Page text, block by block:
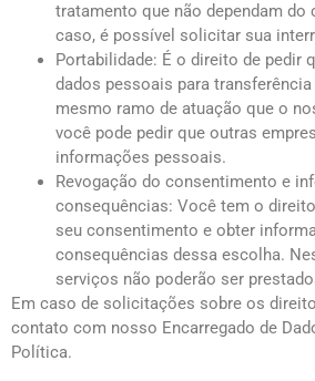
tratamento que não dependam
caso, é possível solicitar sua
Portabilidade: É o direito de pedir
dados pessoais para
mesmo ramo de atuação que o
você pode pedir que outras
informações pessoais.
Revogação do consentimento e
consequências: Você tem o
seu consentimento e obter
consequências dessa escolha.
serviços não poderão ser
Em caso de solicitações sobre os
contato com nosso Encarregado de
Política.